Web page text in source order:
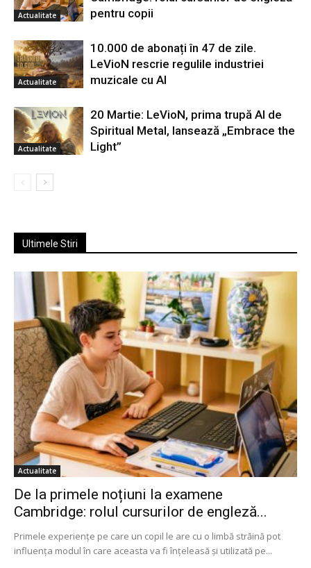
Actualitate
pentru copii
Actualitate
10.000 de abonați în 47 de zile.
LeVioN rescrie regulile industriei
muzicale cu AI
Actualitate
20 Martie: LeVioN, prima trupă AI de
Spiritual Metal, lansează „Embrace the
Light”
Ultimele Stiri
Actualitate
De la primele noțiuni la examene
Cambridge: rolul cursurilor de engleză...
Primele experiențe pe care un copil le are cu o limbă străină pot
influența modul în care aceasta va fi înțeleasă și utilizată pe...